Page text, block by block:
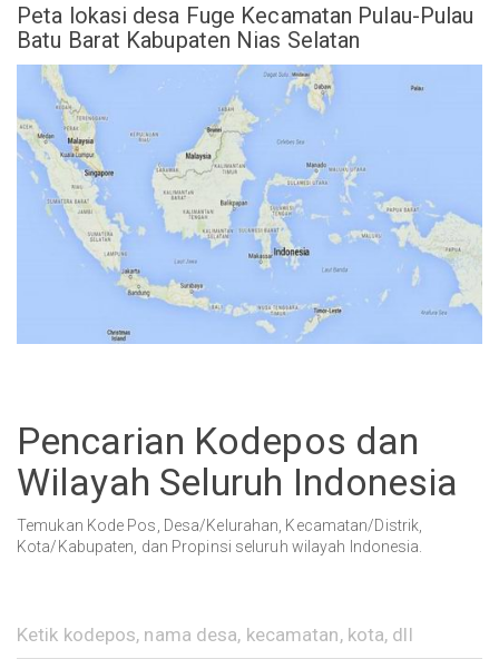
Peta lokasi desa Fuge Kecamatan Pulau-Pulau
Batu Barat Kabupaten Nias Selatan
Pencarian Kodepos dan
Wilayah Seluruh Indonesia
Temukan Kode Pos, Desa/Kelurahan, Kecamatan/Distrik,
Kota/Kabupaten, dan Propinsi seluruh wilayah Indonesia.